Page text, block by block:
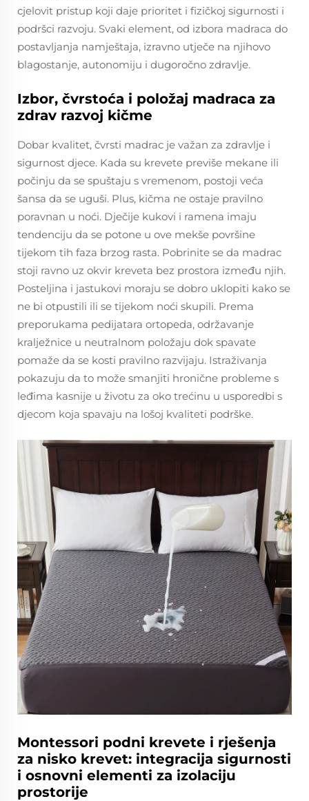
cjelovit pristup koji daje prioritet i fizičkoj sigurnosti i
podršci razvoju. Svaki element, od izbora madraca do
postavljanja namještaja, izravno utječe na njihovo
blagostanje, autonomiju i dugoročno zdravlje.
Izbor, čvrstoća i položaj madraca za
zdrav razvoj kičme
Dobar kvalitet, čvrsti madrac je važan za zdravlje i
sigurnost djece. Kada su krevete previše mekane ili
počinju da se spuštaju s vremenom, postoji veća
šansa da se uguši. Plus, kičma ne ostaje pravilno
poravnan u noći. Dječije kukovi i ramena imaju
tendenciju da se potone u ove mekše površine
tijekom tih faza brzog rasta. Pobrinite se da madrac
stoji ravno uz okvir kreveta bez prostora između njih.
Posteljina i jastukovi moraju se dobro uklopiti kako se
ne bi otpustili ili se tijekom noći skupili. Prema
preporukama pedijatara ortopeda, održavanje
kralježnice u neutralnom položaju dok spavate
pomaže da se kosti pravilno razvijaju. Istraživanja
pokazuju da to može smanjiti hronične probleme s
leđima kasnije u životu za oko trećinu u usporedbi s
djecom koja spavaju na lošoj kvaliteti podrške.
Montessori podni krevete i rješenja
za nisko krevet: integracija sigurnosti
i osnovni elementi za izolaciju
prostorije